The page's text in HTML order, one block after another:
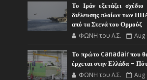
Το Ιράν εξετάζει
διέλευσης πλοίων των
από τα Στενά του Ορμούζ
ΦΩΝΗ του Λ.Σ. Aug
Το πρώτο Canadair που
έρχεται στην Ελλάδα –
ΦΩΝΗ του Λ.Σ. Aug